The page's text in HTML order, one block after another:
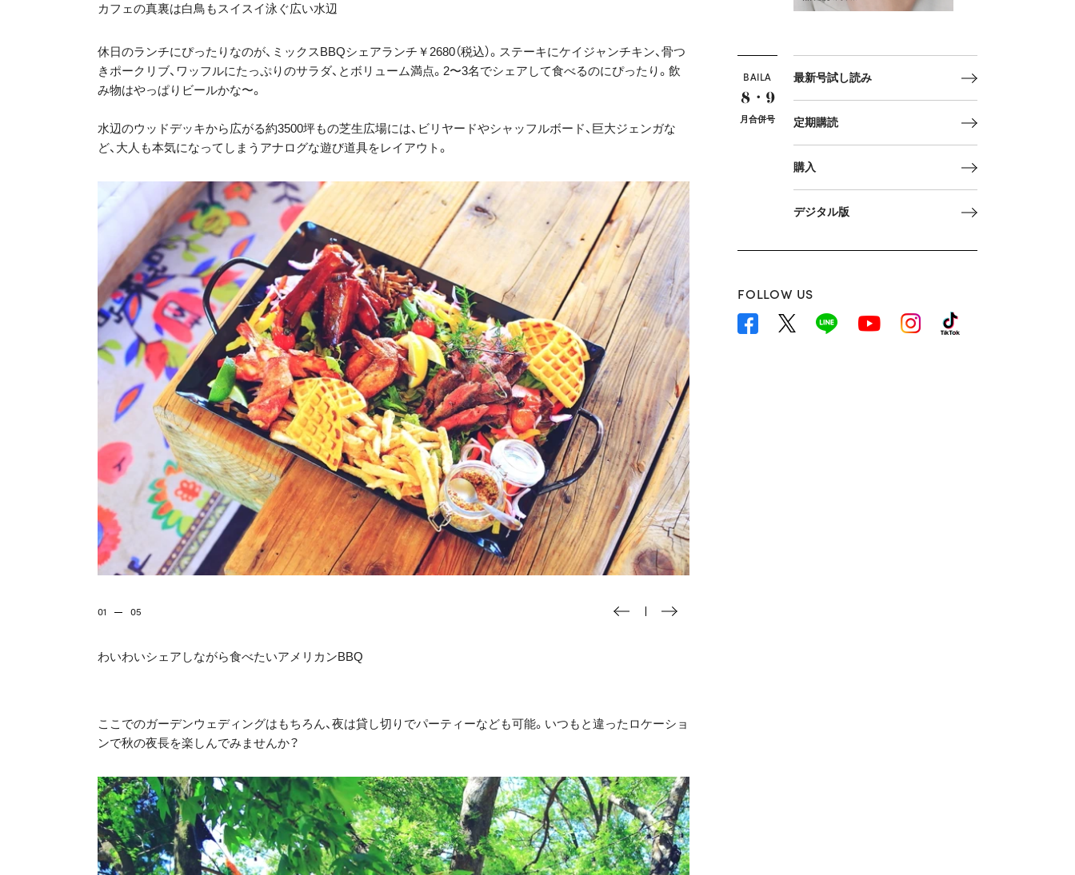
カフェの真裏は白鳥もスイスイ泳ぐ広い水辺
休日のランチにぴったりなのが、ミックスBBQシェアランチ￥2680（税込）。ステーキにケイジャンチキン、骨つ
きポークリブ、ワッフルにたっぷりのサラダ、とボリューム満点。2〜3名でシェアして食べるのにぴったり。飲
み物はやっぱりビールかな〜。
水辺のウッドデッキから広がる約3500坪もの芝生広場には、ビリヤードやシャッフルボード、巨大ジェンガな
ど、大人も本気になってしまうアナログな遊び道具をレイアウト。
01 05
わいわいシェアしながら食べたいアメリカンBBQ
ここでのガーデンウェディングはもちろん、夜は貸し切りでパーティーなども可能。いつもと違ったロケーショ
ンで秋の夜長を楽しんでみませんか？
BAILA
8・9
月合併号
最新号試し読み
定期購読
購入
デジタル版
FOLLOW US